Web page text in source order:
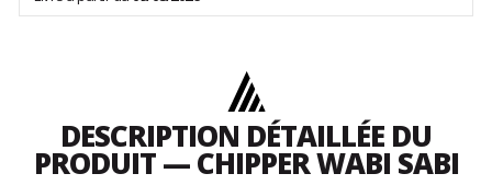
DESCRIPTION DÉTAILLÉE DU
PRODUIT — CHIPPER WABI SABI